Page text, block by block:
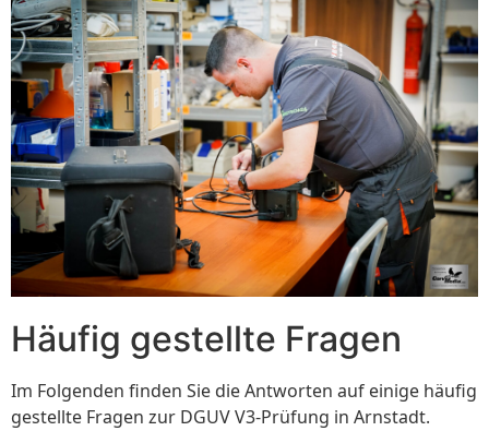
Häufig gestellte Fragen
Im Folgenden finden Sie die Antworten auf einige häufig
gestellte Fragen zur DGUV V3-Prüfung in Arnstadt.